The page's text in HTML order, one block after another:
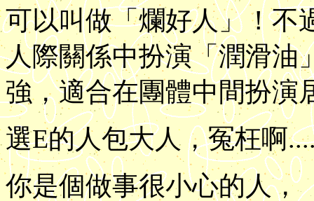
可以叫做「爛好人」！不
人際關係中扮演「潤滑油
強，適合在團體中間扮演
選E的人包大人，冤枉啊
你是個做事很小心的人，